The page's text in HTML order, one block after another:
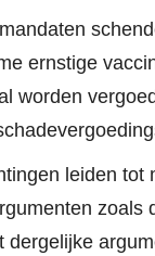
ernstige
worden
leiden tot
zoals
dergelijke